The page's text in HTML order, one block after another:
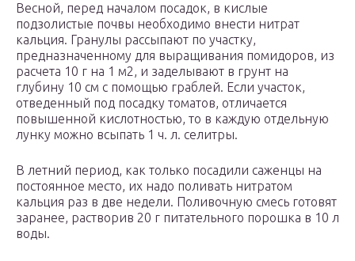
Весной, перед началом посадок, в кислые
подзолистые почвы необходимо внести нитрат
кальция. Гранулы рассыпают по участку,
предназначенному для выращивания помидоров, из
расчета 10 г на 1 м2, и заделывают в грунт на
глубину 10 см с помощью граблей. Если участок,
отведенный под посадку томатов, отличается
повышенной кислотностью, то в каждую отдельную
лунку можно всыпать 1 ч. л. селитры.
В летний период, как только посадили саженцы на
постоянное место, их надо поливать нитратом
кальция раз в две недели. Поливочную смесь готовят
заранее, растворив 20 г питательного порошка в 10 л
воды.